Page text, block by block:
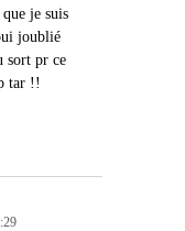
je suis
joublié
sort pr ce
tar !!